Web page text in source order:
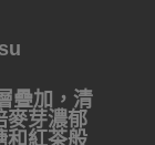
疊加，清
麥芽濃郁
和紅茶般